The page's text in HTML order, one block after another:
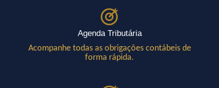
Agenda Tributária
Acompanhe todas as obrigações contábeis de
forma rápida.